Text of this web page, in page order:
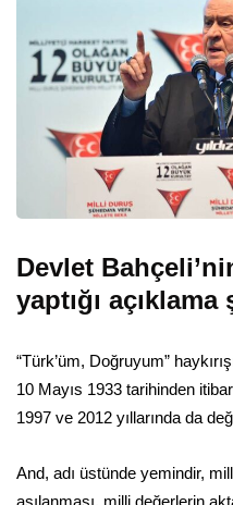
Devlet
yaptığı
“Türk’üm, Doğruyum”
10 Mayıs 1933 tarihinden
1997 ve 2012 yıllarında da
And, adı üstünde yemindir,
aşılanması, milli değerlerin